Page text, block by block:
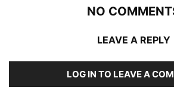
NO
LEAVE A REPLY
LOG IN TO LEAVE A